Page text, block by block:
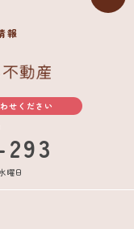
報
せください
曜日